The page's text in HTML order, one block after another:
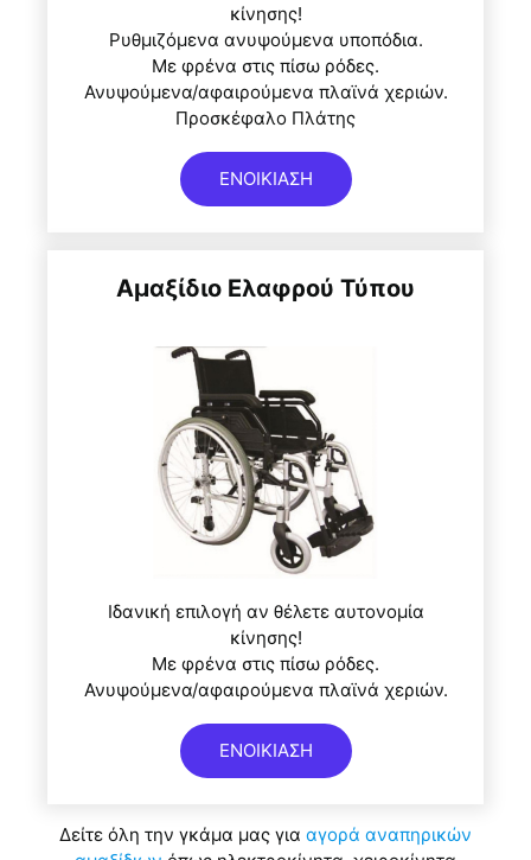
κίνησης!
Ρυθμιζόμενα ανυψούμενα υποπόδια.
Με φρένα στις πίσω ρόδες.
Ανυψούμενα/αφαιρούμενα πλαϊνά χεριών.
Προσκέφαλο Πλάτης
ΕΝΟΙΚΙΑΣΗ
Αμαξίδιο Ελαφρού Τύπου
Ιδανική επιλογή αν θέλετε αυτονομία
κίνησης!
Με φρένα στις πίσω ρόδες.
Ανυψούμενα/αφαιρούμενα πλαϊνά χεριών.
ΕΝΟΙΚΙΑΣΗ
Δείτε όλη την γκάμα μας για αγορά αναπηρικών